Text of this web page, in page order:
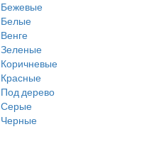
Бежевые
Белые
Венге
Зеленые
Коричневые
Красные
Под дерево
Серые
Черные